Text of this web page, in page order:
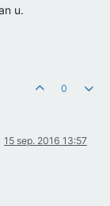
u.
0
15 sep. 2016 13:57